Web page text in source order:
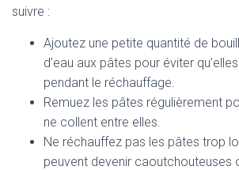
suivre :
Ajoutez une petite quantité de
d’eau aux pâtes pour éviter
pendant le réchauffage.
Remuez les pâtes régulièrement
ne collent entre elles.
Ne réchauffez pas les pâtes trop
peuvent devenir caoutchouteuses